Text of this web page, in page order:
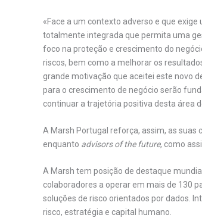
«Face a um contexto adverso e que
totalmente integrada que permita uma
foco na proteção e crescimento do
riscos, bem como a melhorar os
grande motivação que aceitei este novo
para o crescimento de negócio serão
continuar a trajetória positiva desta área
A Marsh Portugal reforça, assim, as
enquanto advisors of the future, como
A Marsh tem posição de destaque
colaboradores a operar em mais de 130
soluções de risco orientados por dados.
risco, estratégia e capital humano.